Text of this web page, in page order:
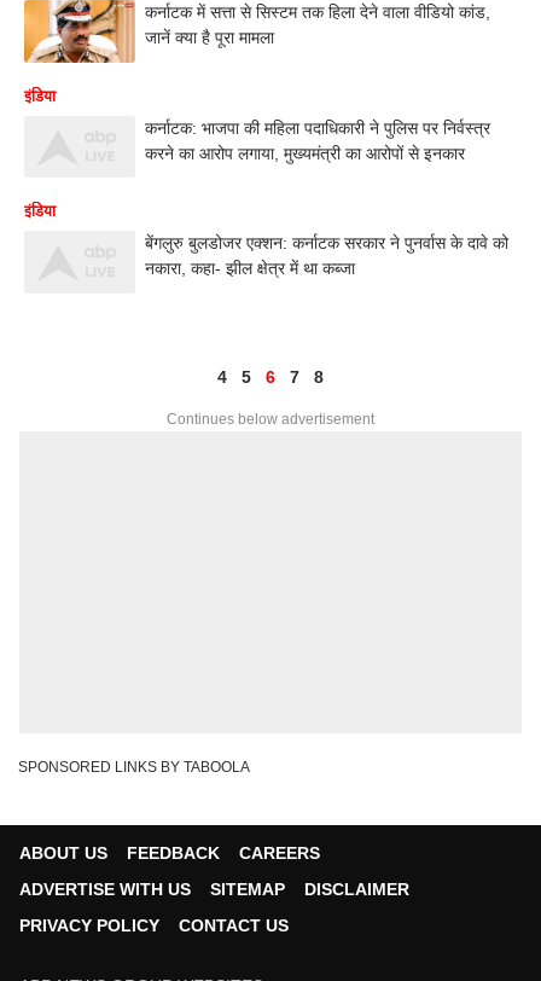
कर्नाटक में सत्ता से सिस्टम तक हिला देने वाला वीडियो कांड,
जानें क्या है पूरा मामला
इंडिया
कर्नाटक: भाजपा की महिला पदाधिकारी ने पुलिस पर निर्वस्त्र
करने का आरोप लगाया, मुख्यमंत्री का आरोपों से इनकार
इंडिया
बेंगलुरु बुलडोजर एक्शन: कर्नाटक सरकार ने पुनर्वास के दावे को
नकारा, कहा- झील क्षेत्र में था कब्जा
4 5 6 7 8
Continues below advertisement
SPONSORED LINKS BY TABOOLA
ABOUT US FEEDBACK
CAREERS
ADVERTISE WITH US
SITEMAP
DISCLAIMER
PRIVACY POLICY
CONTACT US